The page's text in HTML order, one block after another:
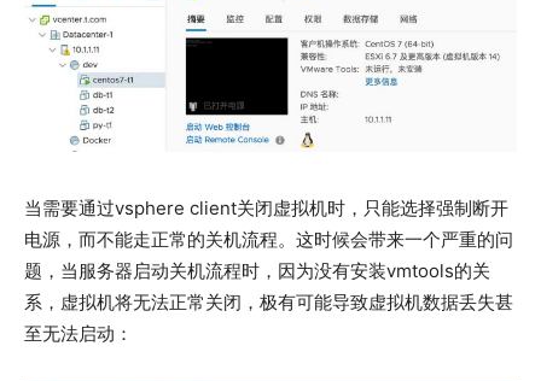
当需要通过vsphere client关闭虚拟机时，只能选择强制断开
电源，而不能走正常的关机流程。这时候会带来一个严重的问
题，当服务器启动关机流程时，因为没有安装vmtools的关
系，虚拟机将无法正常关闭，极有可能导致虚拟机数据丢失甚
至无法启动：